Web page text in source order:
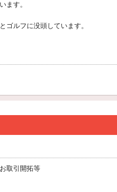
ます。
ゴルフに没頭しています。
取引開拓等